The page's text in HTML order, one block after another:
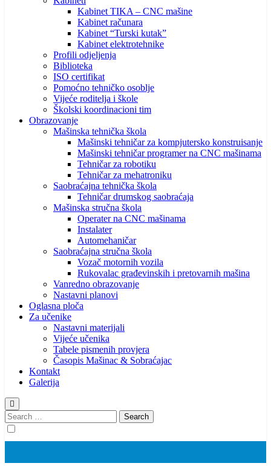
Kabinet TIKA – CNC mašine
Kabinet računara
Kabinet “Turski kutak”
Kabinet elektrotehnike
Profili odjeljenja
Biblioteka
ISO certifikat
Pomoćno tehničko osoblje
Vijeće roditelja i škole
Školski koordinacioni tim
Obrazovanje
Mašinska tehnička škola
Mašinski tehničar za kompjutersko konstruisanje
Mašinski tehničar programer na CNC mašinama
Tehničar za robotiku
Tehničar za mehatroniku
Saobraćajna tehnička škola
Tehničar drumskog saobraćaja
Mašinska stručna škola
Operater na CNC mašinama
Instalater
Automehaničar
Saobraćajna stručna škola
Vozač motornih vozila
Rukovalac građevinskih i pretovarnih mašina
Vanredno obrazovanje
Nastavni planovi
Oglasna ploča
Za učenike
Nastavni materijali
Vijeće učenika
Tabele pismenih provjera
Časopis Mašinac & Sobraćajac
Kontakt
Galerija
Search
for: